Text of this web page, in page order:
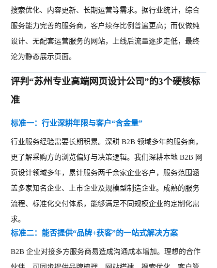
搜索优化、内容更新、长期运营等需求。据行业统计，综合
服务能力完善的服务商，客户续存比例普遍更高；而仅做纯
设计、无配套运营服务的网站，上线后流量逐步走低，最终
沦为静态展示页面。
评判“苏州专业高端网页设计公司”的3个硬核标
准
标准一：行业深耕年限与客户“含金量”
行业服务经验需要长期积累。深耕 B2B 领域多年的服务商，
更了解采购方的浏览偏好与决策逻辑。我们深耕本地 B2B 网
页设计领域多年，累计服务两千余家企业客户，服务范围涵
盖多家知名企业、上市企业及规模型制造企业。成熟的服务
流程、标准化交付体系，能够满足不同规模企业的定制化需
求。
标准二：能否提供“品牌+获客”的一站式解决方案
B2B 企业对接多方服务商易造成沟通成本增加。理想的合作